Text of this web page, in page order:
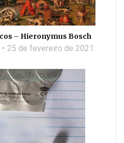
– Hieronymus Bosch
25 de fevereiro de 2021